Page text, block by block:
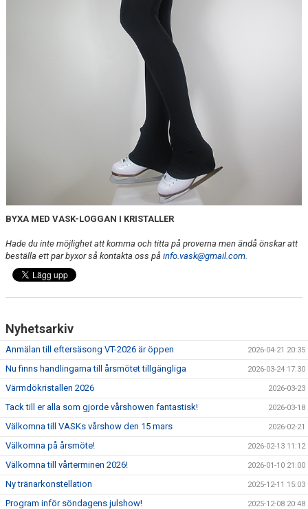
VÄRMDÖKRISTALLEN 2026
BYXA MED VASK-LOGGAN I KRISTALLER
Hade du inte möjlighet att komma och titta på proverna men ändå önskar att
beställa ett par byxor så kontakta oss på info.vask@gmail.com
Nyhetsarkiv
Anmälan till eftersäsong VT-2026 är öppen 2026-04-21 20:35
Nu finns handlingarna till årsmötet tillgängliga 2026-03-24 17:30
Värmdökristallen 2026 2026-03-23
Tack till er alla som gjorde vårshowen fantastisk! 2026-03-18
Välkomna till VASKs vårshow den 15 mars 2026-02-21
Välkomna på årsmöte! 2026-02-13 11:12
Välkomna till vårterminen 2026! 2026-01-10 21:00
Ny tränarkonstellation 2025-12-11 15:03
Program inför söndagens julshow! 2025-12-08 20:48